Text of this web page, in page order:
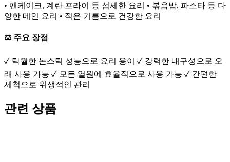
• 팬케이크, 계란 프라이 등 섬세한 요리 • 볶음밥, 파스타 등 다
양한 메인 요리 • 적은 기름으로 건강한 요리
⚖️ 주요 장점
✓ 탁월한 논스틱 성능으로 요리 용이 ✓ 강력한 내구성으로 오
래 사용 가능 ✓ 모든 열원에 효율적으로 사용 가능 ✓ 간편한
세척으로 위생적인 관리
관련 상품